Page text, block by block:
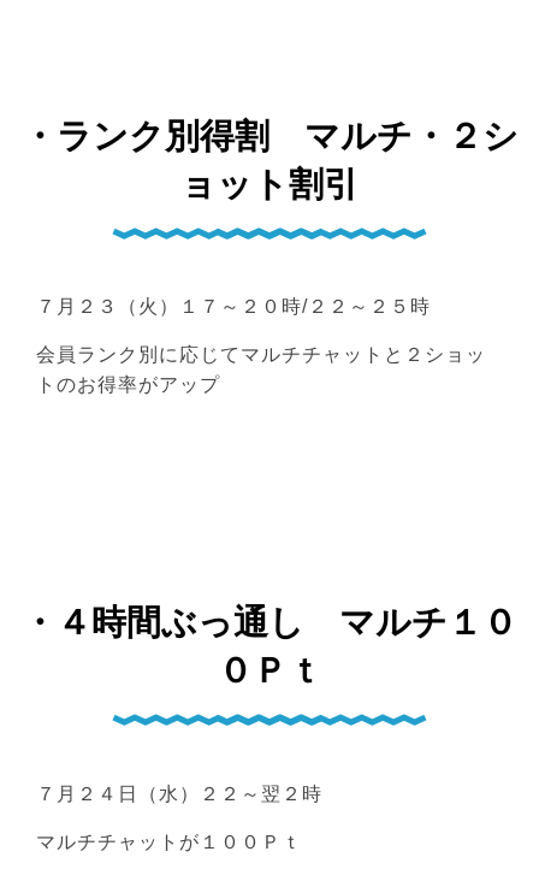
・ランク別得割 マルチ・２シ
ョット割引
７月２３（火）１７～２０時/２２～２５時
会員ランク別に応じてマルチチャットと２ショッ
トのお得率がアップ
・４時間ぶっ通し マルチ１０
０Ｐｔ
７月２４日（水）２２～翌２時
マルチチャットが１００Ｐｔ